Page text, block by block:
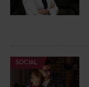
SOCIAL